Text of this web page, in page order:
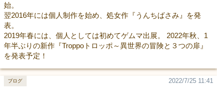
始。
翌2016年には個人制作を始め、処女作『うんちばさみ』を発
表。
2019年春には、個人としては初めてゲムマ出展。 2022年秋、1
年半ぶりの新作『Troppoトロッポ～異世界の冒険と３つの扉』
を発表予定！
2022/7/25 11:41
ブログ